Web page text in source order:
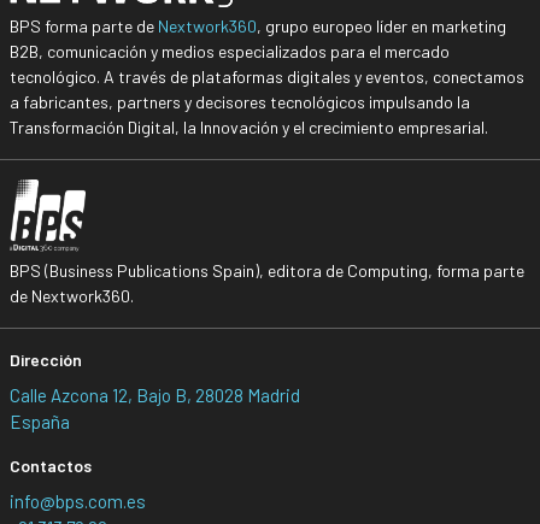
BPS forma parte de Nextwork360, grupo europeo líder en marketing
B2B, comunicación y medios especializados para el mercado
tecnológico. A través de plataformas digitales y eventos, conectamos
a fabricantes, partners y decisores tecnológicos impulsando la
Transformación Digital, la Innovación y el crecimiento empresarial.
BPS (Business Publications Spain), editora de Computing, forma parte
de Nextwork360.
Dirección
Calle Azcona 12, Bajo B, 28028 Madrid
España
Contactos
info@bps.com.es